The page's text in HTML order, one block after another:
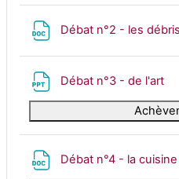
Débat n°2 - les
Débat n°3 - de l'art
Débat n°4 - la